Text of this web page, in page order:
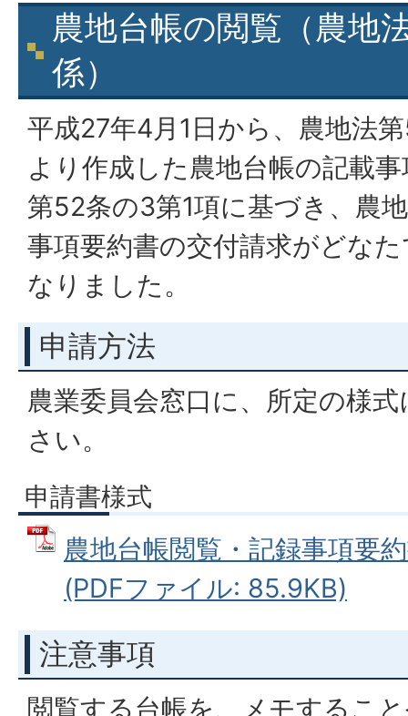
農地台帳の閲覧（農地
係）
平成27年4月1日から、農地法
より作成した農地台帳の記載
第52条の3第1項に基づき、農
事項要約書の交付請求がどな
なりました。
申請方法
農業委員会窓口に、所定の様
さい。
申請書様式
農地台帳閲覧・記録事項要
(PDFファイル: 85.9KB)
注意事項
閲覧する台帳を、メモするこ